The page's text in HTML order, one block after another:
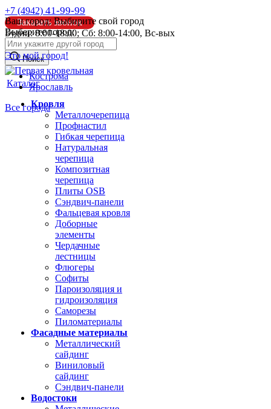
Ваш город: Выбирите свой город
Выберите город:
Это мой город!
Кострома
Ярославль
Все города
+7 (4942) 41-99-99
Заказать звонок
Будни: 8:00-18:00; Сб: 8:00-14:00, Вс-вых
info@pk44.ru
Поиск
Каталог
Кровля
Металлочерепица
Профнастил
Гибкая черепица
Натуральная
черепица
Композитная
черепица
Плиты OSB
Сэндвич-панели
Фальцевая кровля
Доборные
элементы
Чердачные
лестницы
Флюгеры
Софиты
Пароизоляция и
гидроизоляция
Саморезы
Пиломатериалы
Фасадные материалы
Металлический
сайдинг
Виниловый
сайдинг
Сэндвич-панели
Водостоки